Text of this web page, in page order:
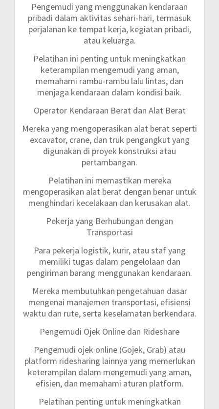
Pengemudi yang menggunakan kendaraan
pribadi dalam aktivitas sehari-hari, termasuk
perjalanan ke tempat kerja, kegiatan pribadi,
atau keluarga.
Pelatihan ini penting untuk meningkatkan
keterampilan mengemudi yang aman,
memahami rambu-rambu lalu lintas, dan
menjaga kendaraan dalam kondisi baik.
Operator Kendaraan Berat dan Alat Berat
Mereka yang mengoperasikan alat berat seperti
excavator, crane, dan truk pengangkut yang
digunakan di proyek konstruksi atau
pertambangan.
Pelatihan ini memastikan mereka
mengoperasikan alat berat dengan benar untuk
menghindari kecelakaan dan kerusakan alat.
Pekerja yang Berhubungan dengan
Transportasi
Para pekerja logistik, kurir, atau staf yang
memiliki tugas dalam pengelolaan dan
pengiriman barang menggunakan kendaraan.
Mereka membutuhkan pengetahuan dasar
mengenai manajemen transportasi, efisiensi
waktu dan rute, serta keselamatan berkendara.
Pengemudi Ojek Online dan Rideshare
Pengemudi ojek online (Gojek, Grab) atau
platform ridesharing lainnya yang memerlukan
keterampilan dalam mengemudi yang aman,
efisien, dan memahami aturan platform.
Pelatihan penting untuk meningkatkan